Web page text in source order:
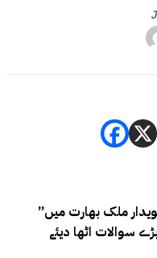
”دنیا کی سب سے بڑی جمہوریت “ کے دعویدار ملک بھارت میں
سوالات اٹھا دیئے